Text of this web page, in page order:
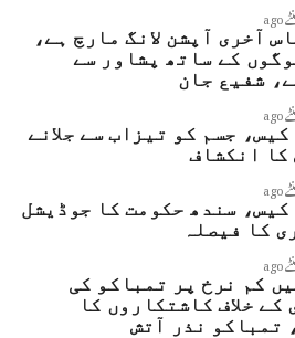
آخری آپشن لانگ مارچ ہے،
لوگوں کے ساتھ پشاور سے
شفیع جان
جسم کو تیزاب سے جلانے
کا انکشاف
کیس، سندھ حکومت کا جوڈیشل
کا فیصلہ
کم نرخ پر تمباکو کی
کے خلاف کاشتکاروں کا
تمباکو نذر آتش